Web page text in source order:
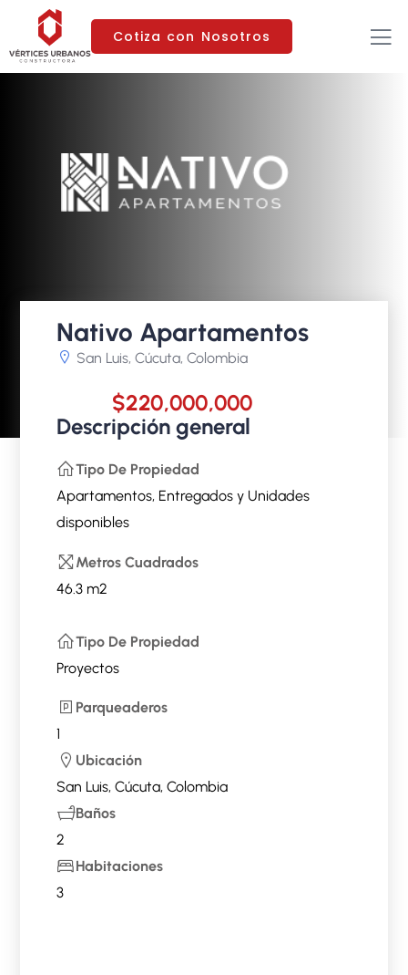
Cotiza con Nosotros
Nativo Apartamentos
San Luis, Cúcuta, Colombia
$220,000,000
Descripción general
Tipo De Propiedad
Apartamentos, Entregados y Unidades
disponibles
Metros Cuadrados
46.3 m2
Tipo De Propiedad
Proyectos
Parqueaderos
1
Ubicación
San Luis, Cúcuta, Colombia
Baños
2
Habitaciones
3